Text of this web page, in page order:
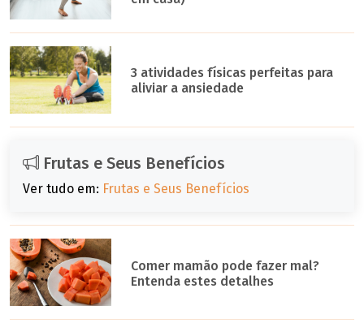
3 atividades físicas perfeitas para
aliviar a ansiedade
Frutas e Seus Benefícios
Ver tudo em: Frutas e Seus Benefícios
Comer mamão pode fazer mal?
Entenda estes detalhes